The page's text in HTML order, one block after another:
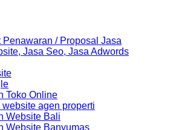
Penawaran / Proposal Jasa
Jasa Seo, Jasa Adwords
Toko Online
agen properti
Website Bali
Website Banyumas